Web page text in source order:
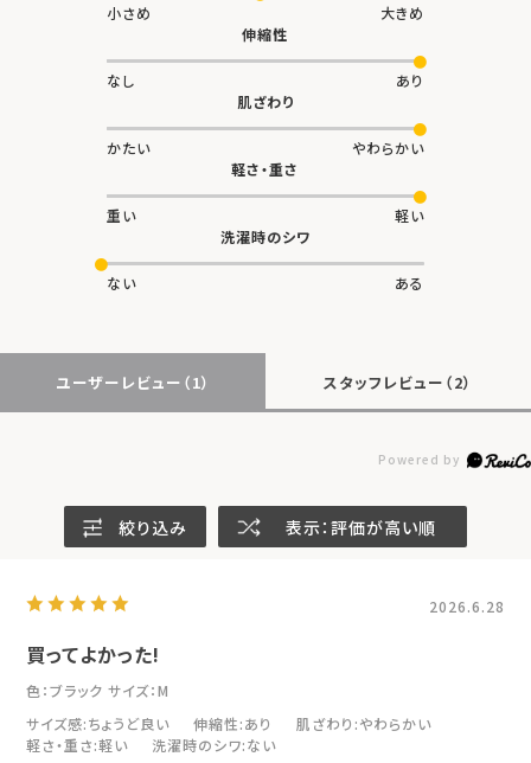
小さめ
大きめ
伸縮性
なし
あり
肌ざわり
かたい
やわらかい
軽さ・重さ
重い
軽い
洗濯時のシワ
ない ある
ユーザーレビュー （1） スタッフレビュー （2）
絞り込み 表示：評価が高い順
2026.6.28
買ってよかった!
色：ブラック サイズ：M
サイズ感:ちょうど良い 伸縮性:あり 肌ざわり :やわらかい
軽さ・重さ:軽い 洗濯時のシワ:ない